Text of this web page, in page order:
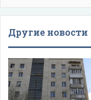
Другие новости